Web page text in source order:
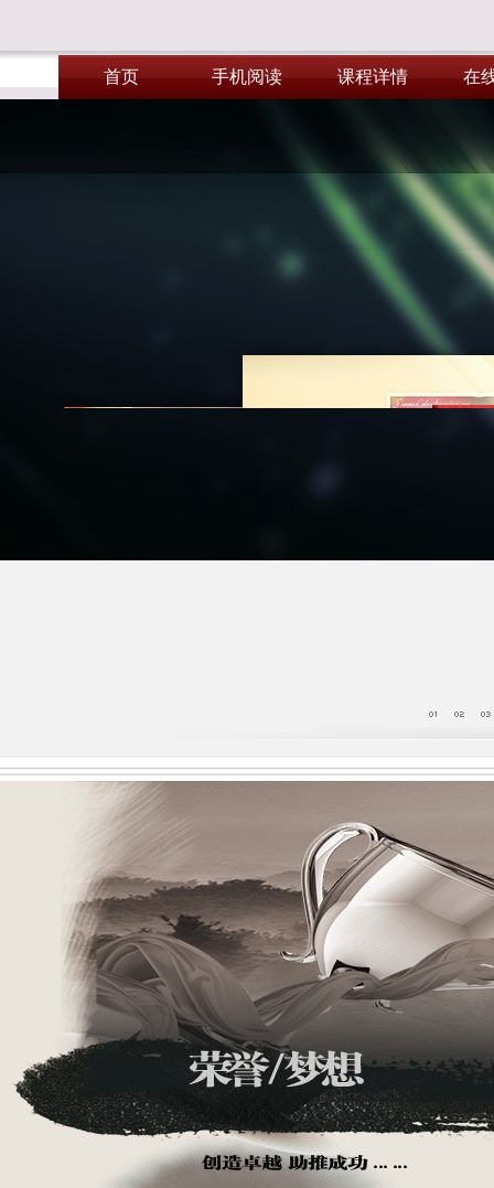
首页 手机阅读 课程详情 在